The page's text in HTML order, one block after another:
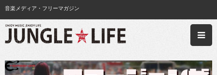
音楽メディア・フリーマガジン